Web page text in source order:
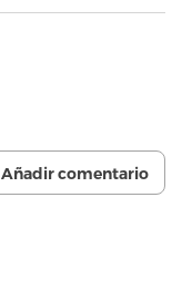
Añadir comentario